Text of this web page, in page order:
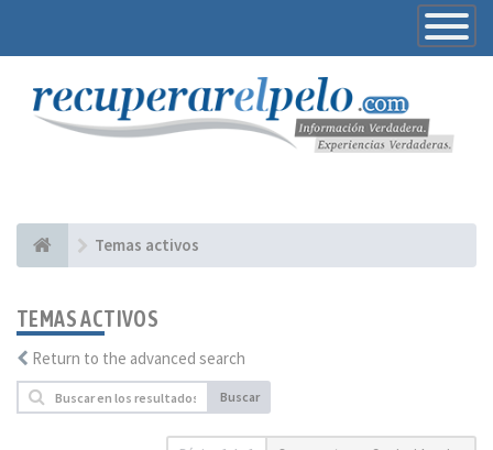
Toggle
Temas activos
TEMAS ACTIVOS
Return to the advanced search
Buscar